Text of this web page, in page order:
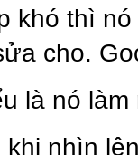
khó thì
cho.
là nó
nhìn